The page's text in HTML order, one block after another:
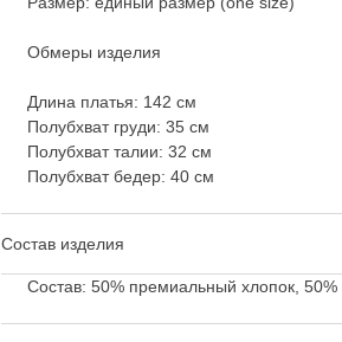
Обмеры изделия
Длина платья: 142 см
Полубхват груди: 35 см
Полубхват талии: 32 см
Полубхват бедер: 40 см
Состав изделия
Состав: 50% премиальный хлопок, 50%